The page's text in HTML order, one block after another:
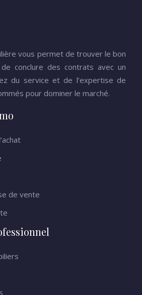
vous permet de trouver le bon
conclure des contrats avec un
du service et de l’expertise de
pour dominer le marché.
de vente